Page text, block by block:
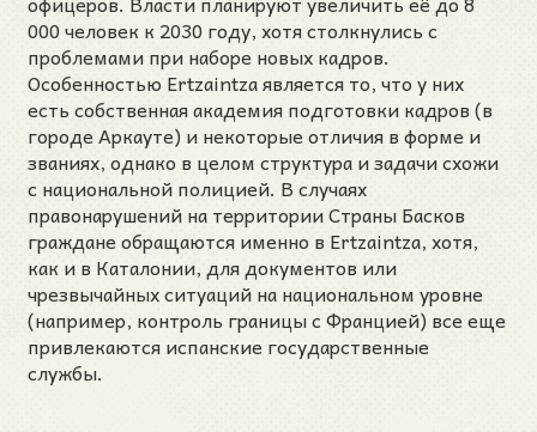
000 человек к 2030 году, хотя столкнулись с
проблемами при наборе новых кадров.
Особенностью Ertzaintza является то, что у них
есть собственная академия подготовки кадров (в
городе Аркауте) и некоторые отличия в форме и
званиях, однако в целом структура и задачи схожи
с национальной полицией. В случаях
правонарушений на территории Страны Басков
граждане обращаются именно в Ertzaintza, хотя,
как и в Каталонии, для документов или
чрезвычайных ситуаций на национальном уровне
(например, контроль границы с Францией) все еще
привлекаются испанские государственные
службы.